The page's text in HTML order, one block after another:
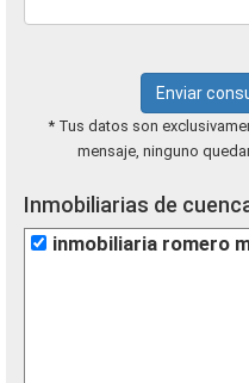
Enviar
* Tus datos son
mensaje, ninguno
Inmobiliarias de
inmobiliaria romero